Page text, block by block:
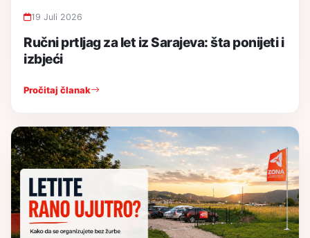
19 Juli 2026
Ručni prtljag za let iz Sarajeva: šta ponijeti i
izbjeći
Pročitaj članak